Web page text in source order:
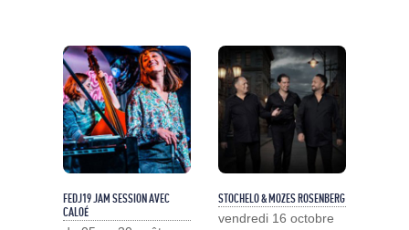
FEDJ19 JAM SESSION AVEC
CALOÉ
STOCHELO & MOZES ROSENBERG
vendredi 16 octobre